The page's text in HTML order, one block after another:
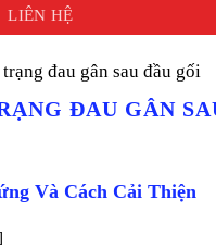
LIÊN HỆ
đau gân sau đầu gối
ĐAU GÂN
Và Cách Cải Thiện